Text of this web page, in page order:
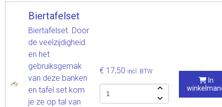
Biertafelset
Biertafelset. Door
de veelzijdigheid
en het
gebruiksgemak
van deze banken
en tafel set kom
je ze op tal van
€ 17,50 incl. BTW
In